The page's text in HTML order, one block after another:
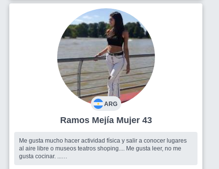
ARG
Ramos Mejía Mujer 43
Me gusta mucho hacer actividad física y salir a conocer lugares
al aire libre o museos teatros shoping.... Me gusta leer, no me
gusta cocinar. ...